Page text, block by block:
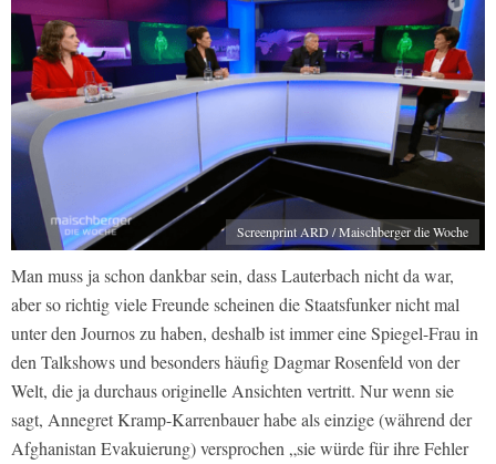
Screenprint ARD / Maischberger die Woche
Man muss ja schon dankbar sein, dass Lauterbach nicht da war,
aber so richtig viele Freunde scheinen die Staatsfunker nicht mal
unter den Journos zu haben, deshalb ist immer eineSpiegel-Frau in
den Talkshows und besonders häufig Dagmar Rosenfeld von der
Welt, die ja durchaus originelle Ansichten vertritt. Nur wenn sie
sagt, Annegret Kramp-Karrenbauer habe als einzige (während der
Afghanistan Evakuierung) versprochen „sie würde für ihre Fehler